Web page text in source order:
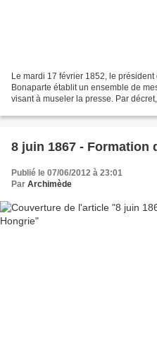
Le mardi 17 février 1852, le
Bonaparte établit un ensemble de
visant à museler la presse. Par
8 juin 1867 - Formation
Publié le 07/06/2012 à 23:01
Par Archimède